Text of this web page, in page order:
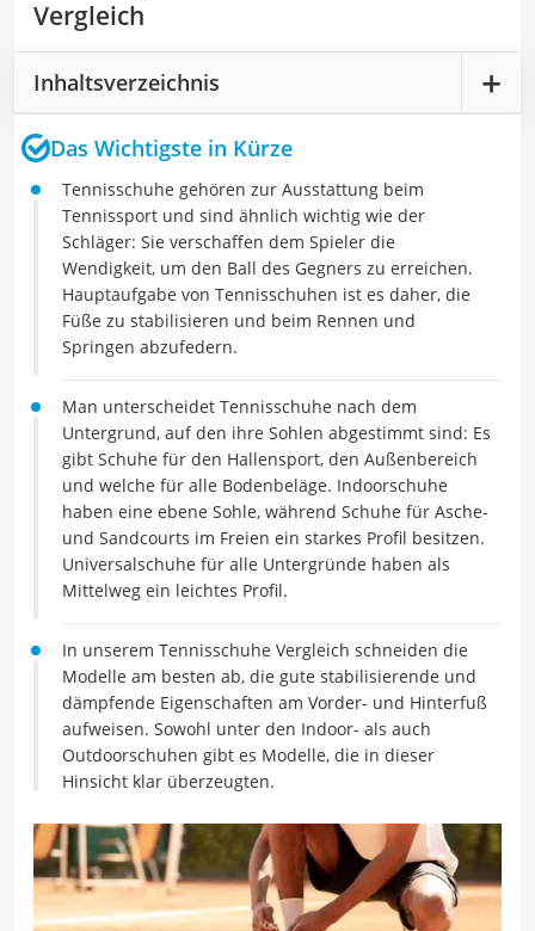
Vergleich
Inhaltsverzeichnis
Das Wichtigste in Kürze
Tennisschuhe gehören zur Ausstattung beim
Tennissport und sind ähnlich wichtig wie der
Schläger: Sie verschaffen dem Spieler die
Wendigkeit, um den Ball des Gegners zu erreichen.
Hauptaufgabe von Tennisschuhen ist es daher, die
Füße zu stabilisieren und beim Rennen und
Springen abzufedern.
Man unterscheidet Tennisschuhe nach dem
Untergrund, auf den ihre Sohlen abgestimmt sind: Es
gibt Schuhe für den Hallensport, den Außenbereich
und welche für alle Bodenbeläge. Indoorschuhe
haben eine ebene Sohle, während Schuhe für Asche-
und Sandcourts im Freien ein starkes Profil besitzen.
Universalschuhe für alle Untergründe haben als
Mittelweg ein leichtes Profil.
In unserem Tennisschuhe Vergleich schneiden die
Modelle am besten ab, die gute stabilisierende und
dämpfende Eigenschaften am Vorder- und Hinterfuß
aufweisen. Sowohl unter den Indoor- als auch
Outdoorschuhen gibt es Modelle, die in dieser
Hinsicht klar überzeugten.